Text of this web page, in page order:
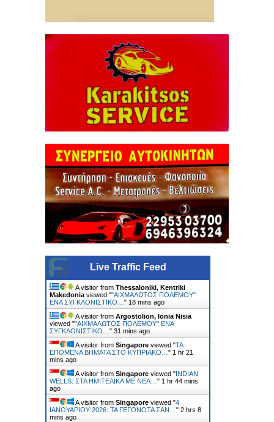
Live Traffic Feed
A visitor from Thessaloniki, Kentriki
Makedonia viewed ""ΑΙΧΜΑΛΩΤΟΣ ΠΟΛΕΜΟΥ"
ΕΝΑ ΣΥΓΚΛΟΝΙΣΤΙΚΟ… " 18 mins ago
A visitor from Argostolion, Ionia Nisia
viewed ""ΑΙΧΜΑΛΩΤΟΣ ΠΟΛΕΜΟΥ" ΕΝΑ
ΣΥΓΚΛΟΝΙΣΤΙΚΟ… " 31 mins ago
A visitor from Singapore viewed "ΤΑ
ΕΠΟΜΕΝΑ ΒΗΜΑΤΑ ΣΤΟ ΚΥΠΡΙΑΚΟ… " 1 hr 21
mins ago
A visitor from Singapore viewed "INDIAN
WELLS: ΣΤΑ ΗΜΙΤΕΛΙΚΑ ΜΕ ΝΕΑ… " 1 hr 44 mins
ago
A visitor from Singapore viewed "4
ΙΑΝΟΥΑΡΙΟΥ 2026: ΤΑ ΓΕΓΟΝΟΤΑ ΣΑΝ… " 2 hrs 8
mins ago